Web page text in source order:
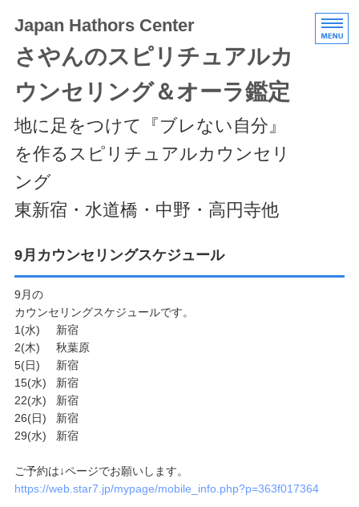
Japan Hathors Center
さやんのスピリチュアルカ
ウンセリング＆オーラ鑑定
地に足をつけて『ブレない自分』
を作るスピリチュアルカウンセリ
ング
東新宿・水道橋・中野・高円寺他
HOME
エキスパートクラス
スケジュール/アクセス
ご予約/お問い合わせ
9月カウンセリングスケジュール
9月の
カウンセリングスケジュールです。
1(水) 新宿
2(木) 秋葉原
5(日) 新宿
15(水) 新宿
22(水) 新宿
26(日) 新宿
29(水) 新宿
ご予約は↓ページでお願いします。
https://web.star7.jp/mypage/mobile_info.php?p=363f017364